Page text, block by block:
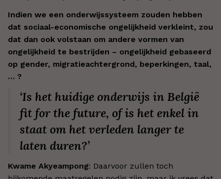
Indien we een onderwijssysteem zouden hebben
dat sociaal-economische ongelijkheid verkleint, zou
dat dan ook volstaan om andere vormen van
ongelijkheid te bestrijden – ongelijkheid gebaseerd
op gender, migratieachtergrond, beperkingen, taal,
… ?
‘Is het huidige onderwijs in België
fit for the future, of is het enkel in
staat om het verleden langer te
laten duren?’
Kwame Akyeampong: Daarvoor zullen toch